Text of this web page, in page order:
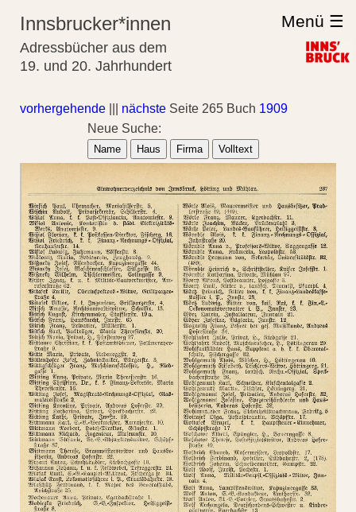
Innsbrucker*innen
Adressbücher aus dem
19. und 20. Jahrhundert
Menü ☰
vorhergehende nächste Seite 265 Buch 1909
Neue Suche:
Name Haus Firma Volltext